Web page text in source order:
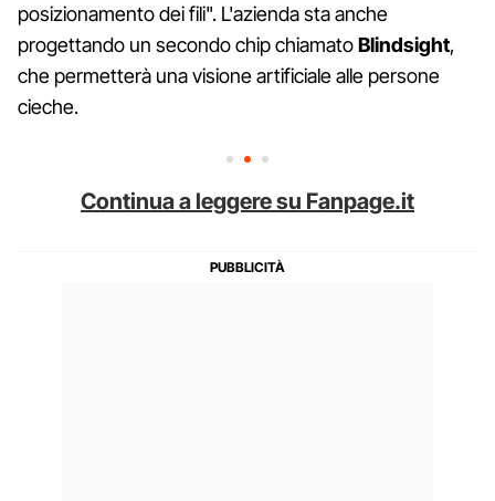
posizionamento dei fili". L'azienda sta anche
progettando un secondo chip chiamatoBlindsight,
che permetterà una visione artificiale alle persone
cieche.
Continua a leggere su Fanpage.it